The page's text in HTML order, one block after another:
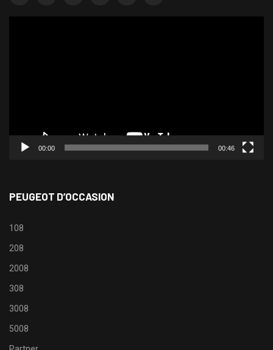
00:00 00:46
PEUGEOT D’OCCASION
108
208
2008
308
3008
5008